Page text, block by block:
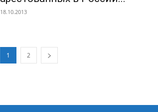
18.10.2013
1 2